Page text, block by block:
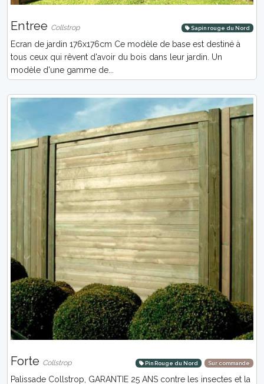
Entree Collstrop Sapin rouge du Nord
Ecran de jardin 176x176cm Ce modèle de base est destiné à
tous ceux qui rêvent d'avoir du bois dans leur jardin. Un
modèle d'une gamme de...
Forte Collstrop Pin Rouge du Nord Sur commande
Palissade Collstrop, GARANTIE 25 ANS contre les insectes et la